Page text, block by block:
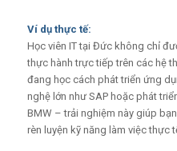
Ví dụ thực tế:
Học viên IT tại Đức không chỉ
thực hành trực tiếp trên các hệ
đang học cách phát triển ứng
nghệ lớn như SAP hoặc phát
BMW – trải nghiệm này giúp
rèn luyện kỹ năng làm việc thực